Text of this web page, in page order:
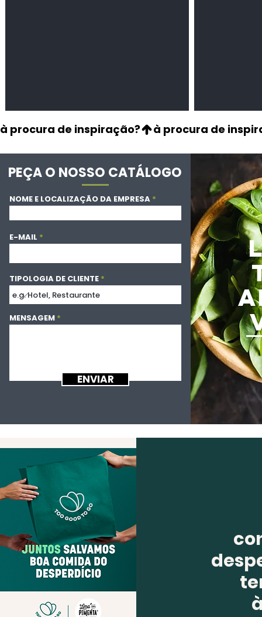
à procura de inspiração?
PEÇA O NOSSO CATÁLOGO
NOME E LOCALIZAÇÃO DA EMPRESA
E-MAIL
TIPOLOGIA DE CLIENTE
MENSAGEM
ENVIAR